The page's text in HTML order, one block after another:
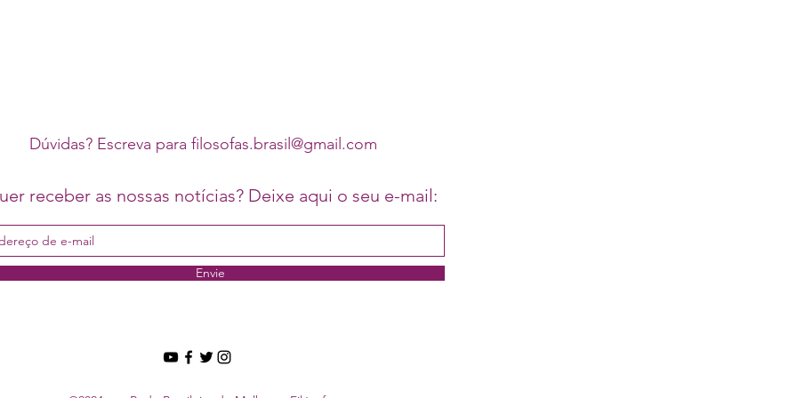
Dúvidas? Escreva para filosofas.brasil@gmail.com
receber as nossas notícias? Deixe aqui o seu e-mail:
Envie